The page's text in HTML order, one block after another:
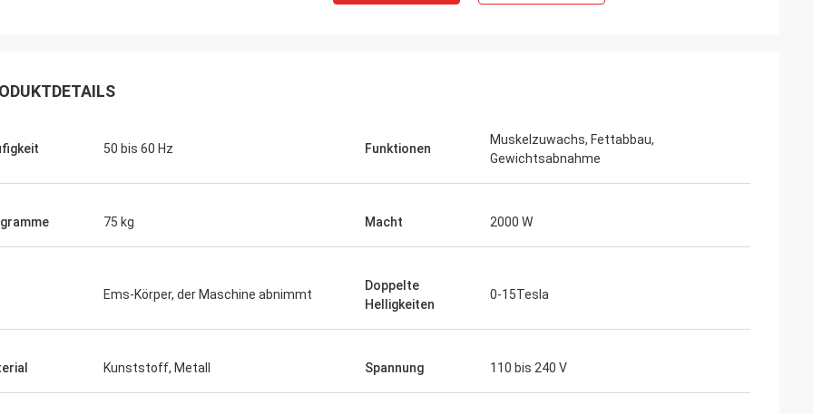
50 bis 60 Hz Funktionen
Muskelzuwachs, Fettabbau,
Gewichtsabnahme
75 kg Macht 2000 W
Ems-Körper, der Maschine abnimmt
Doppelte
Helligkeiten
0-15Tesla
Kunststoff, Metall Spannung 110 bis 240 V